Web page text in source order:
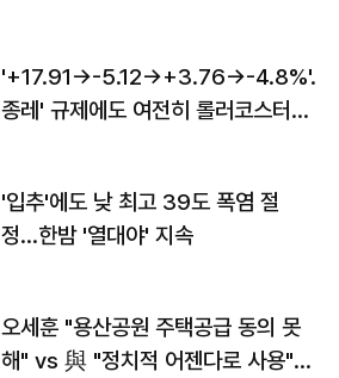
'+17.91→-5.12→+3.76→-4.8%'…'
종레' 규제에도 여전히 롤러코스터
'입추'에도 낮 최고 39도 폭염 절
정…한밤 '열대야' 지속
오세훈 "용산공원 주택공급 동의 못
해" vs 與 "정치적 어젠다로 사용"